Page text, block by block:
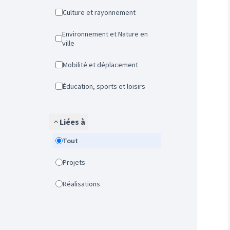
Culture et rayonnement
Environnement et Nature en
ville
Mobilité et déplacement
Éducation, sports et loisirs
Liées à
Tout
Projets
Réalisations